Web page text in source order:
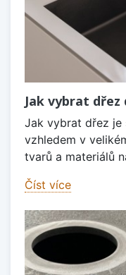
Jak vybrat dřez
Jak vybrat dřez je
vzhledem v
tvarů a materiálů
Číst více